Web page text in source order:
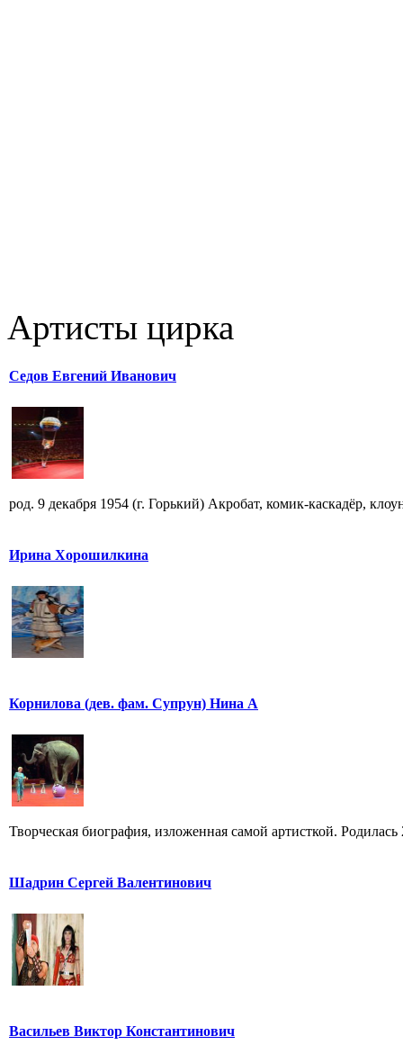
Артисты цирка
Седов Евгений Иванович
род. 9 декабря 1954 (г. Горький) Акробат, комик-каскадёр,
Ирина Хорошилкина
Корнилова (дев. фам. Супрун) Нина А
Творческая биография, изложенная самой артисткой.
Шадрин Сергей Валентинович
Васильев Виктор Константинович